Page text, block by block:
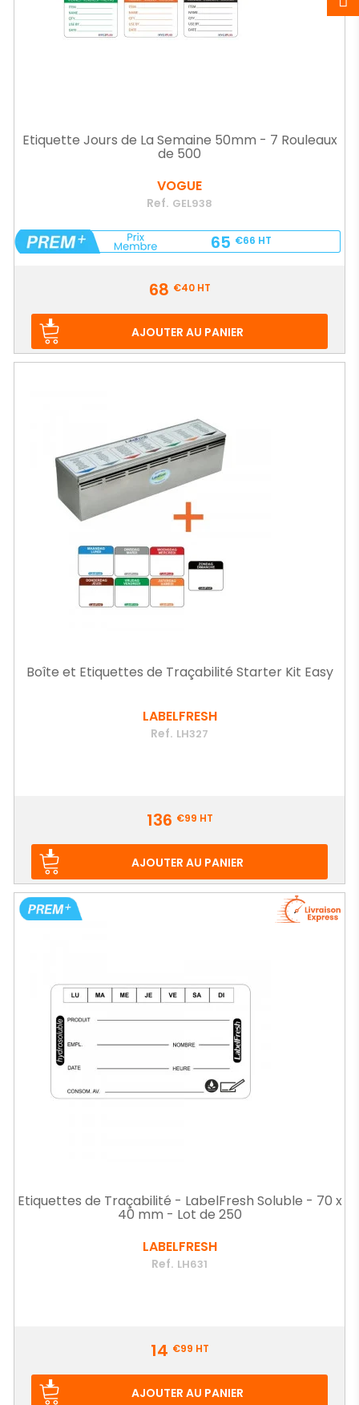
Etiquette Jours de La Semaine 50mm - 7 Rouleaux
de 500
VOGUE
Ref. GEL938
65 €66 HT
68 €40HT
AJOUTER AU PANIER
Boîte et Etiquettes de Traçabilité Starter Kit Easy
LABELFRESH
Ref. LH327
136 €99 HT
AJOUTER AU PANIER
Etiquettes de Traçabilité - LabelFresh Soluble - 70 x
40 mm - Lot de 250
LABELFRESH
Ref. LH631
14 €99 HT
AJOUTER AU PANIER